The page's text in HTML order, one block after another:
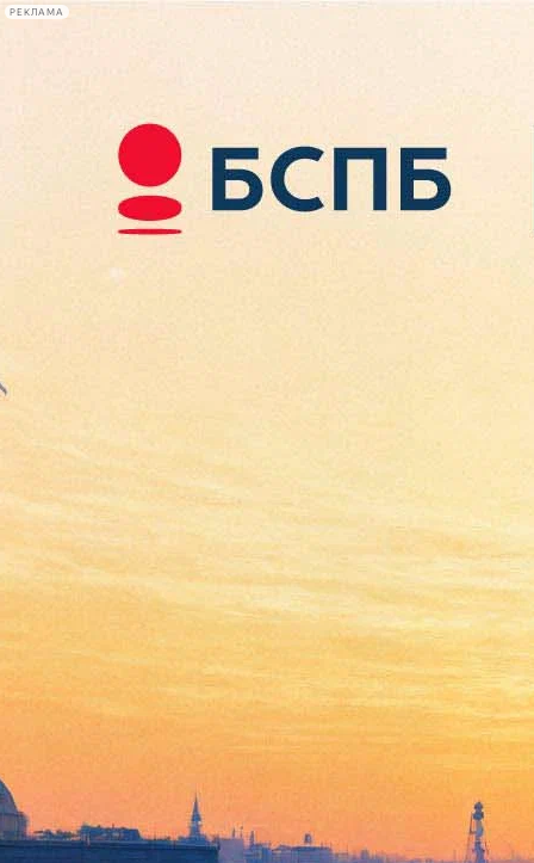
РЕКЛАМА
Сегодня:
2026.08.07
21:17
Афиша Plus
В Москве умер актер
Александр Леньков
21 апреля 2014,13:22 Версия для печати
Минувшей ночью в одной из московских клиник скончался
народный артист России Александр Леньков, сообщает